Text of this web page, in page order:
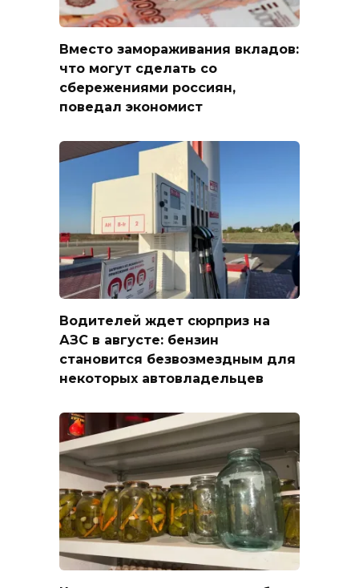
Вместо замораживания вкладов:
что могут сделать со
сбережениями россиян,
поведал экономист
Водителей ждет сюрприз на
АЗС в августе: бензин
становится безвозмездным для
некоторых автовладельцев